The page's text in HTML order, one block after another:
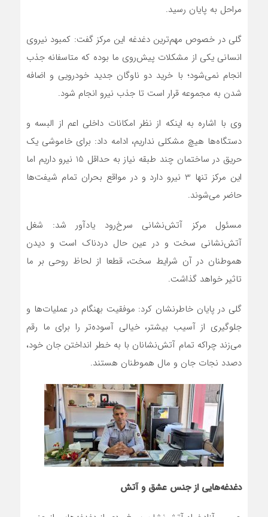
مراحل به پایان رسید.
گلی در خصوص مهم‌ترین دغدغه این مرکز گفت: کمبود نیروی
انسانی یکی از مشکلات پیش‌روی ما بوده که متاسفانه جذب
انجام نمی‌شود؛ با خرید دو ناوگان جدید خودرویی و اضافه
شدن به مجموعه قرار است تا جذب نیرو انجام شود.
وی با اشاره به اینکه از نظر امکانات داخلی اعم از البسه و
دستگاه‌ها هیچ مشکلی نداریم، ادامه داد: برای خاموشی یک
حریق در ساختمان چند طبقه نیاز به حداقل 15 نیرو داریم اما
این مرکز تنها 3 نیرو دارد و در مواقع بحران تمام شیفت‌ها
حاضر می‌شوند.
مسئول مرکز آتش‌نشانی سرخ‌رود یادآور شد: شغل
آتش‌نشانی سخت و در عین حال دردناک است و دیدن
هموطنان در آن شرایط سخت، قطعا از لحاظ روحی بر ما
تاثیر خواهد گذاشت.
گلی در پایان خاطرنشان کرد: موفقیت بهنگام در عملیات‌ها و
جلوگیری از آسیب بیشتر، خیالی آسوده‌تر را برای ما رقم
می‌زند چراکه تمام آتش‌نشانان با به خطر انداختن جان خود،
دصدد نجات جان و مال هموطنان هستند.
دغدغه‌هایی از جنس عشق و آتش